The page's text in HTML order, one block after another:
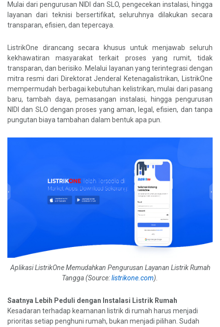
Mulai dari pengurusan NIDI dan SLO, pengecekan instalasi, hingga
layanan dari teknisi bersertifikat, seluruhnya dilakukan secara
transparan, efisien, dan tepercaya.
ListrikOne dirancang secara khusus untuk menjawab seluruh
kekhawatiran masyarakat terkait proses yang rumit, tidak
transparan, dan berisiko. Melalui layanan yang terintegrasi dengan
mitra resmi dari Direktorat Jenderal Ketenagalistrikan, ListrikOne
mempermudah berbagai kebutuhan kelistrikan, mulai dari pasang
baru, tambah daya, pemasangan instalasi, hingga pengurusan
NIDI dan SLO dengan proses yang aman, legal, efisien, dan tanpa
pungutan biaya tambahan dalam bentuk apa pun.
Aplikasi ListrikOne Memudahkan Pengurusan Layanan Listrik Rumah
Tangga (Source:listrikone.com).
Saatnya Lebih Peduli dengan Instalasi Listrik Rumah
Kesadaran terhadap keamanan listrik di rumah harus menjadi
prioritas setiap penghuni rumah, bukan menjadi pilihan. Sudah